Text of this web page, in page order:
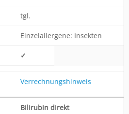
tgl.
Einzelallergene: Insekten
✓
Verrechnungshinweis
Bilirubin direkt